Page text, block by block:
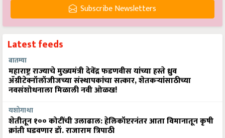
Subscribe Newsletters
Latest feeds
बातम्या
महाराष्ट्र राज्याचे मुख्यमंत्री देवेंद्र फडणवीस यांच्या हस्ते ध्रुव
ॲग्रीटेक्नॉलॉजीजच्या संस्थापकांचा सत्कार, शेतकऱ्यांसाठीच्या
नवसंशोधनाला मिळाली नवी ओळख!
यशोगाथा
शेतीतून १०० कोटींची उलाढाल: हेलिकॉप्टरनंतर आता विमानातून कृषी
क्रांती घडवणार डॉ. राजाराम त्रिपाठी